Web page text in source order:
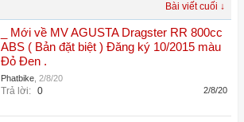
Bài viết cuối ↓
_ Mới về MV AGUSTA Dragster RR 800cc
ABS ( Bản đặt biệt ) Đăng ký 10/2015 màu
Đỏ Đen .
Phatbike 2/8/20
Trả lời: 0 2/8/20